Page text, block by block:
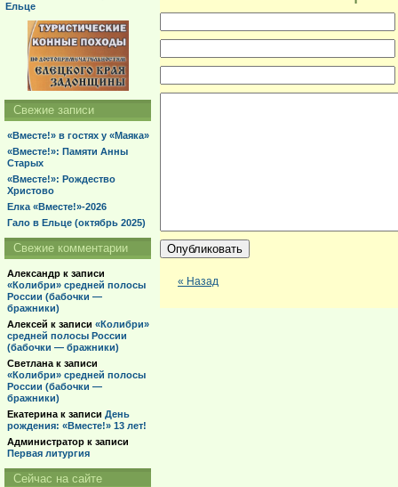
« Назад
Ельце
Свежие записи
«Вместе!» в гостях у «Маяка»
«Вместе!»: Памяти Анны
Старых
«Вместе!»: Рождество
Христово
Елка «Вместе!»-2026
Гало в Ельце (октябрь 2025)
Свежие комментарии
Александр к записи
«Колибри» средней полосы
России (бабочки —
бражники)
Алексей к записи «Колибри»
средней полосы России
(бабочки — бражники)
Светлана к записи
«Колибри» средней полосы
России (бабочки —
бражники)
Екатерина к записи День
рождения: «Вместе!» 13 лет!
Администратор к записи
Первая литургия
Сейчас на сайте